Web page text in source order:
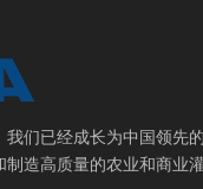
们已经成长为中国领先
造高质量的农业和商业灌